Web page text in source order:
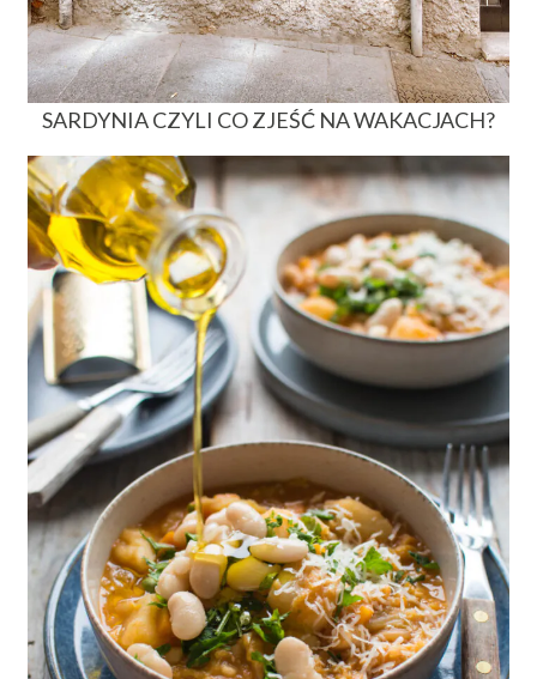
SARDYNIA CZYLI CO ZJEŚĆ NA WAKACJACH?